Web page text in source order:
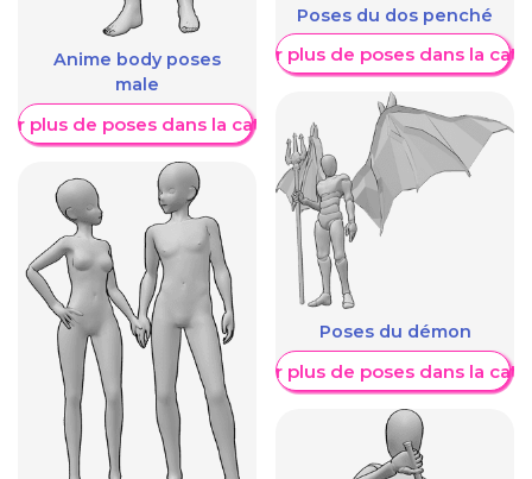
Anime body poses
male
plus de poses dans la catégorie
Poses du dos penché
Afficher plus de poses dans la
Poses du démon
Afficher plus de poses dans la